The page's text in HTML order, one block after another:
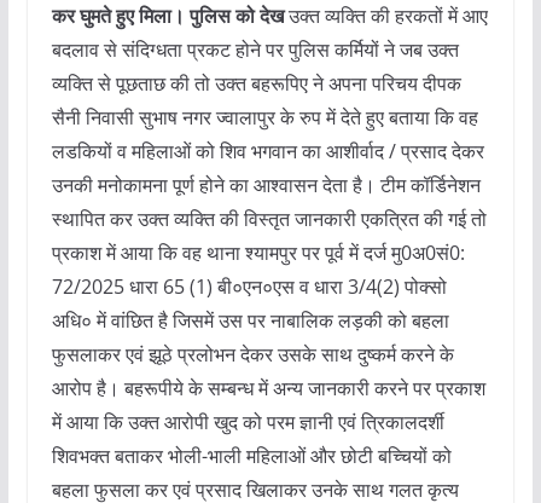
कर घुमते हुए मिला। पुलिस को देखउक्त व्यक्ति की हरकतों में आए
बदलाव से संदिग्धता प्रकट होने पर पुलिस कर्मियों ने जब उक्त
व्यक्ति से पूछताछ की तो उक्त बहरूपिए ने अपना परिचय दीपक
सैनी निवासी सुभाष नगर ज्वालापुर के रुप में देते हुए बताया कि वह
लडकियों व महिलाओं को शिव भगवान का आशीर्वाद / प्रसाद देकर
उनकी मनोकामना पूर्ण होने का आश्वासन देता है। टीम कॉर्डिनेशन
स्थापित कर उक्त व्यक्ति की विस्तृत जानकारी एकत्रित की गई तो
प्रकाश में आया कि वह थाना श्यामपुर पर पूर्व में दर्ज मु0अ0सं0:
72/2025 धारा 65 (1) बी०एन०एस व धारा 3/4(2) पोक्सो
अधि० में वांछित है जिसमें उस पर नाबालिक लड़की को बहला
फुसलाकर एवं झूठे प्रलोभन देकर उसके साथ दुष्कर्म करने के
आरोप है। बहरूपीये के सम्बन्ध में अन्य जानकारी करने पर प्रकाश
में आया कि उक्त आरोपी खुद को परम ज्ञानी एवं त्रिकालदर्शी
शिवभक्त बताकर भोली-भाली महिलाओं और छोटी बच्चियों को
बहला फुसला कर एवं प्रसाद खिलाकर उनके साथ गलत कृत्य